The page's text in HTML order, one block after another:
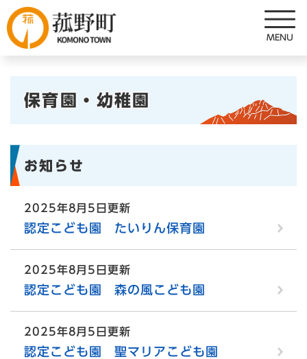
ー
ジ
保育園・幼稚園
お知らせ
2025年8月5日更新
認定こども園 たいりん保育園
2025年8月5日更新
認定こども園 森の風こども園
2025年8月5日更新
認定こども園 聖マリアこども園